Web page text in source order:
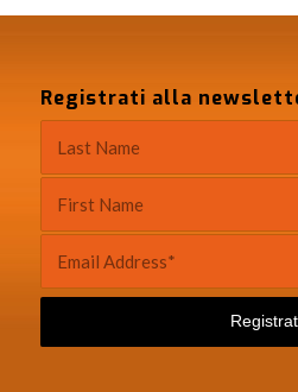
Registrati alla